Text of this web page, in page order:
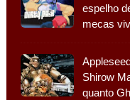
espelho
mecas
Shirow
quanto